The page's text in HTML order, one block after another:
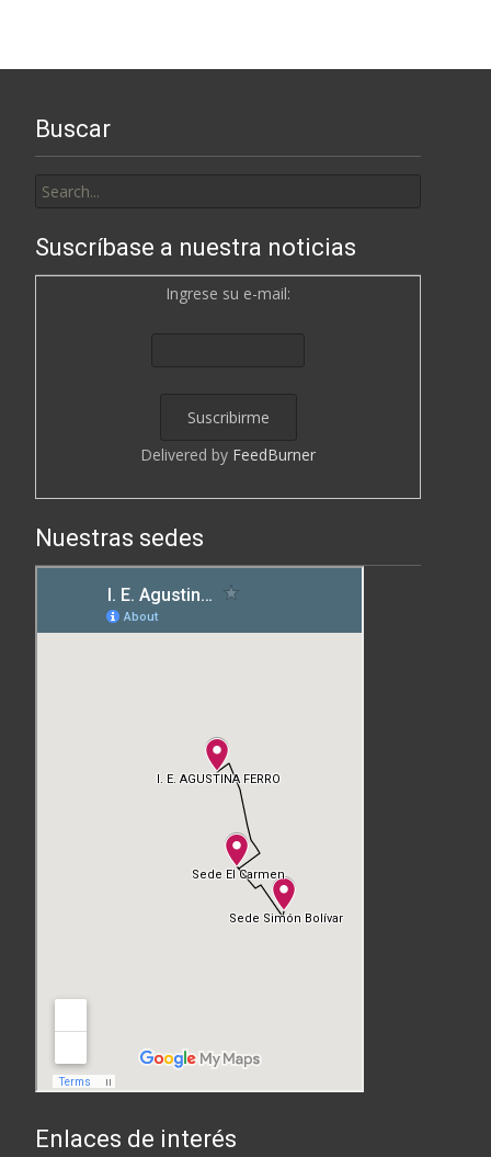
Buscar
for:
Suscríbase a nuestra noticias
Ingrese su e-mail:
Delivered by FeedBurner
Nuestras sedes
Enlaces de interés